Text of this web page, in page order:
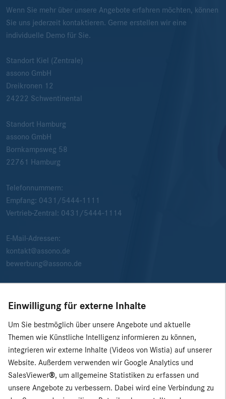
Wenn Sie mehr über unsere Angebote erfahren möchten, können
Sie uns jederzeit kontaktieren. Gerne erstellen wir eine
individuelle Demo für Sie.
Standort Kiel (Zentrale)
assono GmbH
Dreikronen 12
24222 Schwentinental
Standort Hamburg
assono GmbH
Bornkampsweg 58
22761
Hamburg
Telefonnummern:
Empfang: 0431/5444-1111
Vertrieb-Zentral: 0431/5444-1114
E-Mail-Adressen:
kontakt@assono.de
bewerbung@assono.de
Einwilligung für externe Inhalte
Um Sie bestmöglich über unsere Angebote und aktuelle
Themen wie Künstliche Intelligenz informieren zu können,
integrieren wir externe Inhalte (Videos von Wistia) auf unserer
Website. Außerdem verwenden wir Google Analytics und
SalesViewer®, um allgemeine Statistiken zu erfassen und
unsere Angebote zu verbessern. Dabei wird eine Verbindung zu